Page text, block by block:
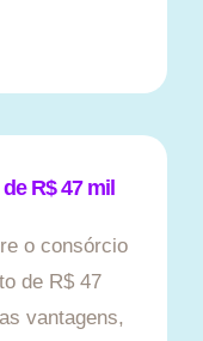
R$ 47 mil
o consórcio
de R$ 47
vantagens,